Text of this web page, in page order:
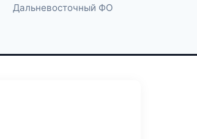
Дальневосточный ФО